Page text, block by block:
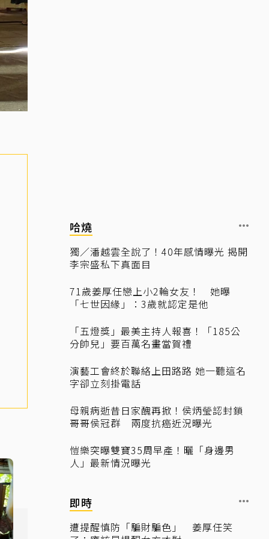
哈燒
獨／潘越雲全說了！40年感情曝光 揭開
李宗盛私下真面目
71歲姜厚任戀上小2輪女友！ 她曝
「七世因緣」：3歲就認定是他
「五燈獎」最美主持人報喜！「185公
分帥兒」要百萬名畫當賀禮
演藝工會終於聯絡上田路路 她一聽這名
字卻立刻掛電話
母親病逝昔日家醜再掀！侯炳瑩認封鎖
哥哥侯冠群 兩度抗癌近況曝光
愷樂突曝雙寶35周早產！曬「身邊男
人」最新情況曝光
即時
遭提醒慎防「騙財騙色」 姜厚任笑